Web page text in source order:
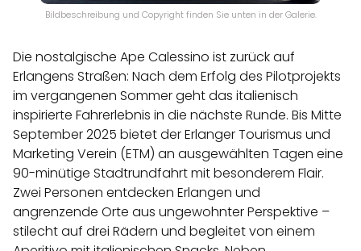
Bildbeschreibung und Copyright finden Sie unten in der Galerie.
Die nostalgische Ape Calessino ist zurück auf
Erlangens Straßen: Nach dem Erfolg des Pilotprojekts
im vergangenen Sommer geht das italienisch
inspirierte Fahrerlebnis in die nächste Runde. Bis Mitte
September 2025 bietet der Erlanger Tourismus und
Marketing Verein (ETM) an ausgewählten Tagen eine
90-minütige Stadtrundfahrt mit besonderem Flair.
Zwei Personen entdecken Erlangen und
angrenzende Orte aus ungewohnter Perspektive –
stilecht auf drei Rädern und begleitet von einem